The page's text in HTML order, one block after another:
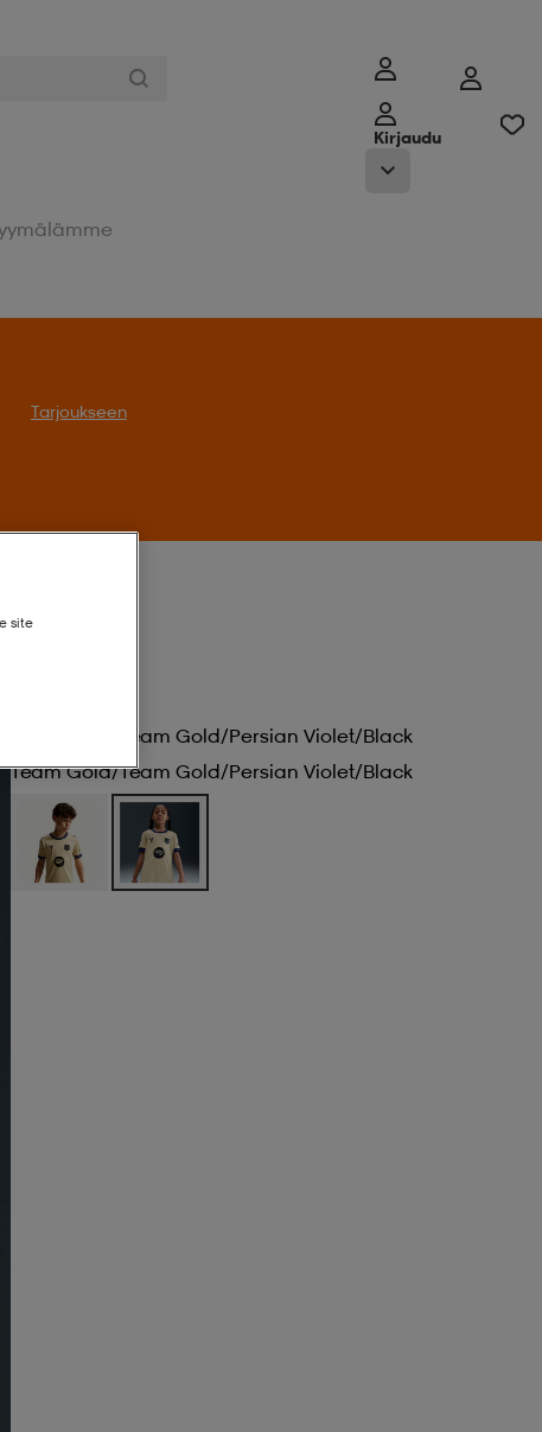
Kirjaudu
Tarjoukseen
Away
Team Gold/team Gold/persian Violet/black
Team Gold/team Gold/persian Violet/black
site